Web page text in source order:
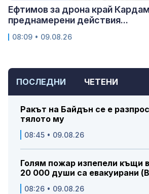
ПОСЛЕДНИ ЧЕТЕНИ
Ракът на Байдън се е
тялото му
08:45 • 09.08.26
Голям пожар изпепели къщи
20 000 души са евакуирани
08:26 • 09.08.26
Ефтимов за дрона край
преднамерени действия...
08:09 • 09.08.26